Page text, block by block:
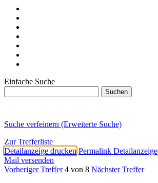
Einfache Suche
Suche verfeinern (Erweiterte Suche)
Zur Trefferliste
Detailanzeige drucken Permalink Detailanzeige
Mail versenden
Vorheriger Treffer 4 von 8 Nächster Treffer